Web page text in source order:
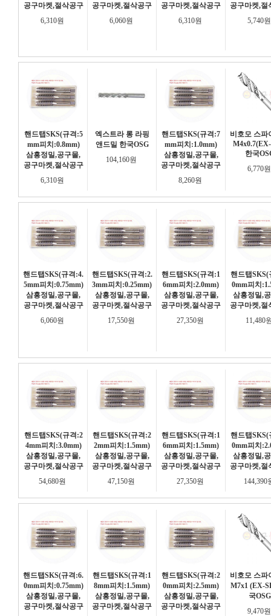
공구마켓,절삭공구
6,310원
공구마켓,절삭공구
6,060원
공구마켓,절삭공구
6,310원
공구마켓,절
5,740
핸드탭SKS(규격:5
mm피치:0.8mm)
삼흥정밀,공구몰,
공구마켓,절삭공구
6,310원
엑스트라 롱 라핑
앤드밀 한국OSG
104,160원
핸드탭SKS(규격:7
mm피치:1.0mm)
삼흥정밀,공구몰,
공구마켓,절삭공구
8,260원
비호모 스파
한국
6,770
핸드탭SKS(규격:4.
5mm피치:0.75mm)
삼흥정밀,공구몰,
공구마켓,절삭공구
6,060원
핸드탭SKS(규격:2.
3mm피치:0.25mm)
삼흥정밀,공구몰,
공구마켓,절삭공구
17,550원
핸드탭SKS(규격:1
6mm피치:2.0mm)
삼흥정밀,공구몰,
공구마켓,절삭공구
27,350원
핸드탭SKS(
0mm피치
삼흥정밀,
공구마켓,절
11,480
핸드탭SKS(규격:2
4mm피치:3.0mm)
삼흥정밀,공구몰,
공구마켓,절삭공구
54,680원
핸드탭SKS(규격:2
2mm피치:1.5mm)
삼흥정밀,공구몰,
공구마켓,절삭공구
47,150원
핸드탭SKS(규격:1
6mm피치:1.5mm)
삼흥정밀,공구몰,
공구마켓,절삭공구
27,350원
핸드탭SKS(
0mm피치
삼흥정밀,
공구마켓,절
144,390
핸드탭SKS(규격:6.
0mm피치:0.75mm)
삼흥정밀,공구몰,
공구마켓,절삭공구
핸드탭SKS(규격:1
8mm피치:1.5mm)
삼흥정밀,공구몰,
공구마켓,절삭공구
핸드탭SKS(규격:2
0mm피치:2.5mm)
삼흥정밀,공구몰,
공구마켓,절삭공구
비호모 스파
M7x1 (EX-
국OSG
9,470